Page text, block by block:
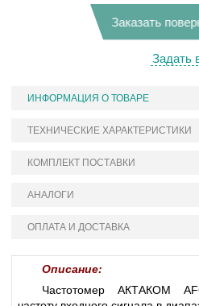
Заказать
Задать
ИНФОРМАЦИЯ О ТОВАРЕ
ТЕХНИЧЕСКИЕ ХАРАКТЕРИСТИКИ
КОМПЛЕКТ ПОСТАВКИ
АНАЛОГИ
ОПЛАТА И ДОСТАВКА
Описание:
Частотомер АКТАКОМ